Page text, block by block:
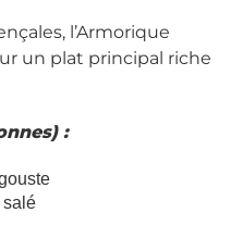
l’Armorique
un plat principal riche
:
salé